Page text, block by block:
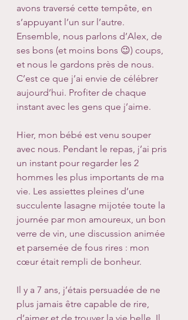
avons traversé cette tempête, en
s’appuyant l’un sur l’autre.
Ensemble, nous parlons d’Alex, de
ses bons (et moins bons 😉) coups,
et nous le gardons près de nous.
C’est ce que j’ai envie de célébrer
aujourd’hui. Profiter de chaque
instant avec les gens que j’aime.
Hier, mon bébé est venu souper
avec nous. Pendant le repas, j’ai pris
un instant pour regarder les 2
hommes les plus importants de ma
vie. Les assiettes pleines d’une
succulente lasagne mijotée toute la
journée par mon amoureux, un bon
verre de vin, une discussion animée
et parsemée de fous rires : mon
cœur était rempli de bonheur.
Il y a 7 ans, j’étais persuadée de ne
plus jamais être capable de rire,
d’aimer et de trouver la vie belle. Il